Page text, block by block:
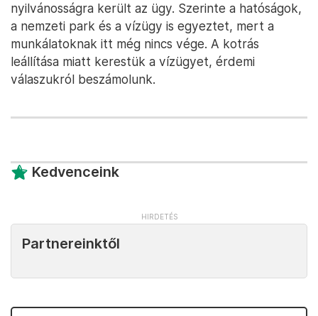
nyilvánosságra került az ügy. Szerinte a hatóságok,
a nemzeti park és a vízügy is egyeztet, mert a
munkálatoknak itt még nincs vége. A kotrás
leállítása miatt kerestük a vízügyet, érdemi
válaszukról beszámolunk.
Kedvenceink
Partnereinktől